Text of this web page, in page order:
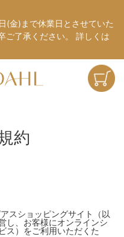
金)まで休業日とさせていた
ご了承ください。 詳しくは
約
スショッピングサイト（以
し、お客様にオンラインシ
ス）をご利用いただくた